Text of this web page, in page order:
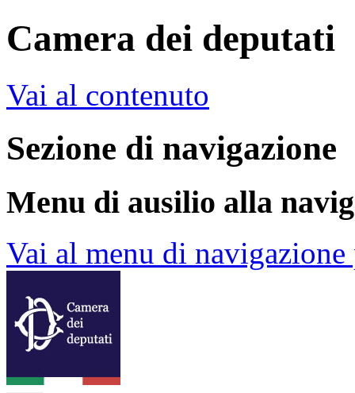
Camera dei deputati
Vai al contenuto
Sezione di navigazione
Menu di ausilio alla
Vai al menu di